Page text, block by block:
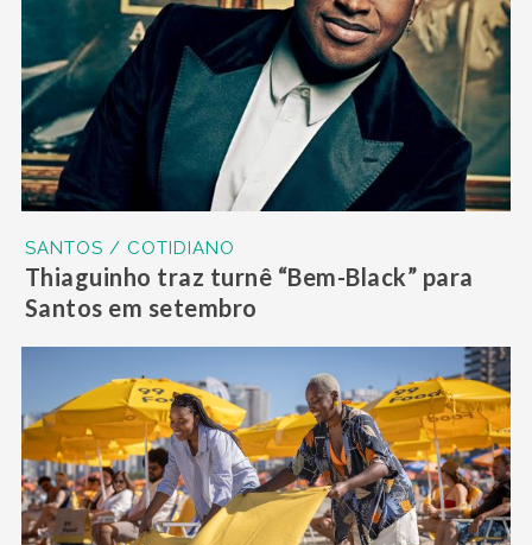
SANTOS / COTIDIANO
Thiaguinho traz turnê “Bem-Black” para
Santos em setembro